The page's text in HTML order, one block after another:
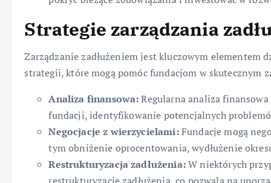
Strategie zarządzania
Zarządzanie zadłużeniem jest kluczowym elementem
strategii, które mogą pomóc fundacjom w skutecznym
Analiza finansowa:Regularna analiza
fundacji, identyfikowanie potencjalnych
Negocjacje z wierzycielami:Fundacje mogą
tym obniżenie oprocentowania, wydłużenie
Restrukturyzacja zadłużenia:W niektórych